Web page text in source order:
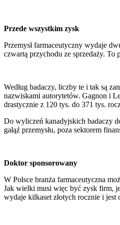
Przede wszystkim zysk
Przemysł farmaceutyczny wydaje
czwartą przychodu ze sprzedaży.
Według badaczy, liczby te i tak są
nazwiskami autorytetów. Gagnon i
drastycznie z 120 tys. do 371 tys.
Do wyliczeń kanadyjskich badaczy
gałąź przemysłu, poza sektorem
Doktor sponsorowany
W Polsce branża farmaceutyczna
Jak wielki musi więc być zysk firm,
wydaje kilkaset złotych rocznie i